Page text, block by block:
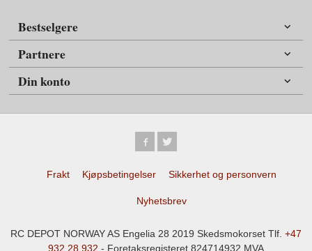
Bestselgere
Partnere
Din konto
Frakt Kjøpsbetingelser Sikkerhet og personvern
Nyhetsbrev
RC DEPOT NORWAY AS Engelia 28 2019 Skedsmokorset Tlf. +47
932 28 932 - Foretaksregisteret 824714932 MVA